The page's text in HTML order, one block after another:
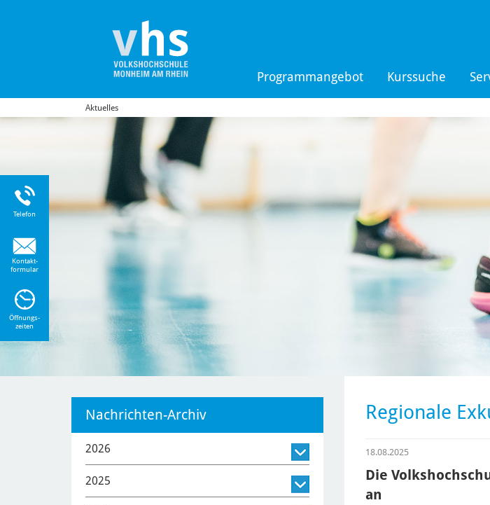
Programmangebot Kurssuche
Aktuelles
Regionale
18.08.2025
Die
an
Nachrichten-Archiv
2026
2025
Telefon
Kontakt-
formular
Öffnungs-
zeiten